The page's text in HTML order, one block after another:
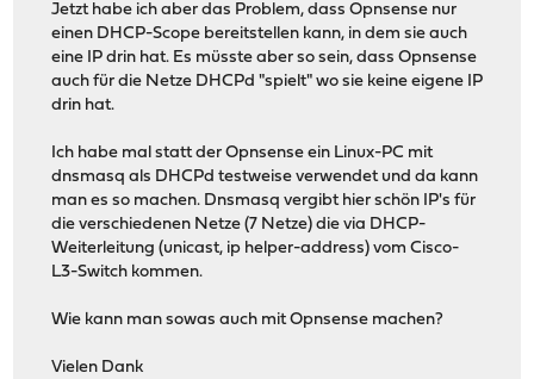
Jetzt habe ich aber das Problem, dass Opnsense nur
einen DHCP-Scope bereitstellen kann, in dem sie auch
eine IP drin hat. Es müsste aber so sein, dass Opnsense
auch für die Netze DHCPd "spielt" wo sie keine eigene IP
drin hat.
Ich habe mal statt der Opnsense ein Linux-PC mit
dnsmasq als DHCPd testweise verwendet und da kann
man es so machen. Dnsmasq vergibt hier schön IP's für
die verschiedenen Netze (7 Netze) die via DHCP-
Weiterleitung (unicast, ip helper-address) vom Cisco-
L3-Switch kommen.
Wie kann man sowas auch mit Opnsense machen?
Vielen Dank